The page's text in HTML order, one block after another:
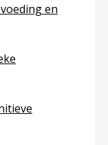
en
van ongezonde
voor de
voor de